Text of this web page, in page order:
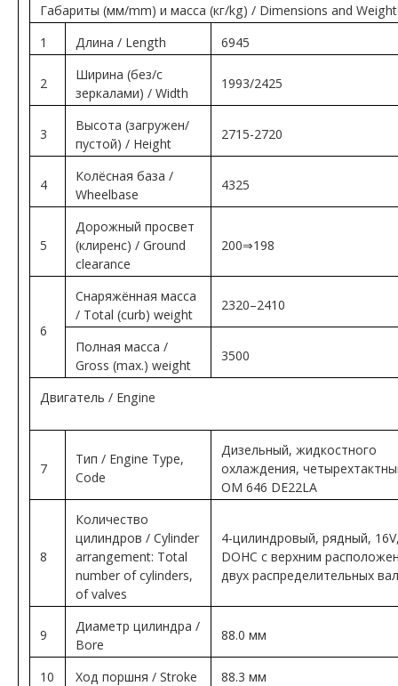
Габариты (мм/mm) и масса (кг/kg) / Dimensions and Weight
1
Длина / Length 6945
2
Ширина (без/с
зеркалами) / Width
1993/2425
3
Высота (загружен/
пустой) / Height
2715-2720
4
Колёсная база /
Wheelbase
4325
5
Дорожный просвет
(клиренс) / Ground
clearance
200⇒198
6
Снаряжённая масса
/ Total (curb) weight
2320–2410
Полная масса /
Gross (max.) weight
3500
Двигатель / Engine
7
Тип / Engine Type,
Code
Дизельный, жидкостного
охлаждения,
OM 646 DE22LA
8
Количество
цилиндров / Cylinder
arrangement: Total
number of cylinders,
of valves
4-цилиндровый, рядный,
DOHC с верхним
двух распределительных
9
Диаметр цилиндра /
Bore
88.0 мм
10 Ход поршня / Stroke 88.3 мм